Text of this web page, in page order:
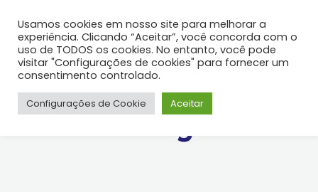
Blog
Usamos cookies em nosso site para melhorar a
experiência. Clicando “Aceitar”, você concorda com o
uso de TODOS os cookies. No entanto, você pode
visitar "Configurações de cookies" para fornecer um
consentimento controlado.
Configurações de Cookie Aceitar